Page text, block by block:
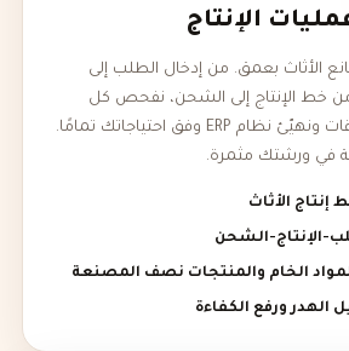
الإنتاج
الأثاث بعمق. من إدخال الطلب إلى
ومن خط الإنتاج إلى الشحن، نفحص كل
خطوة ونحدّد الاختناقات ونهيّئ نظام ERP وفق احتياجاتك تمامًا.
في ورشتك مثمرة.
الأثاث
الإنتاج-الشحن
الخام والمنتجات نصف المصنعة
الهدر ورفع الكفاءة